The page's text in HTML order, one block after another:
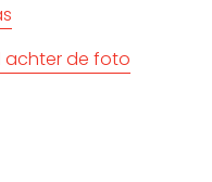
achter de foto